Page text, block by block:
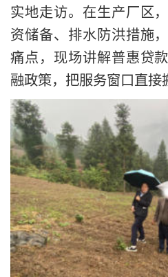
实地走访。在生产厂区
资储备、排水防洪措施
痛点，现场讲解普惠贷
融政策，把服务窗口直接